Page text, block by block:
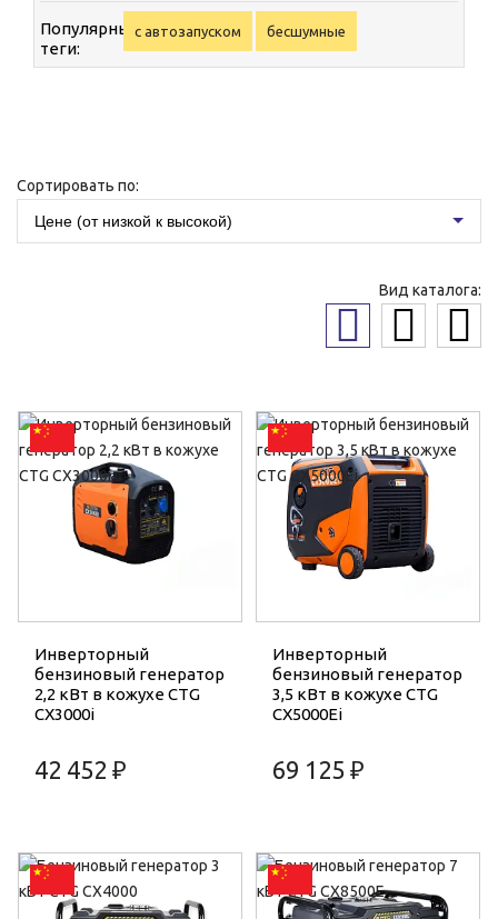
Популярные
теги:
с автозапуском бесшумные
Сортировать по:
Цене (от низкой к высокой)
Вид каталога:
Инверторный
бензиновый генератор
2,2 кВт в кожухе CTG
CX3000i
42 452 ₽
Инверторный
бензиновый генератор
3,5 кВт в кожухе CTG
CX5000Ei
69 125 ₽